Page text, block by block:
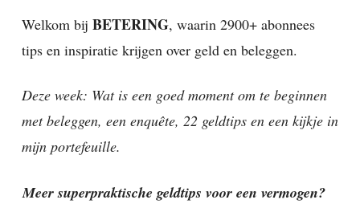
Welkom bij BETERING, waarin 2900+ abonnees
tips en inspiratie krijgen over geld en beleggen.
Deze week: Wat is een goed moment om te beginnen
met beleggen, een enquête, 22 geldtips en een kijkje in
mijn portefeuille.
Meer superpraktische geldtips voor een vermogen?